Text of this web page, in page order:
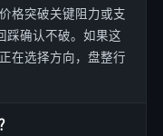
格突破关键阻力或支
踩确认不破。如果这
在选择方向，盘整行